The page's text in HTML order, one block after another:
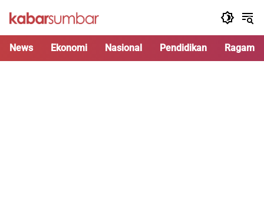
News Ekonomi Nasional Pendidikan Ragam